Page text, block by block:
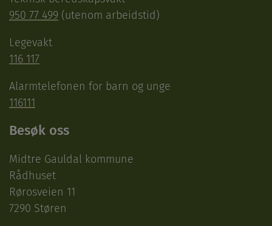
950 77 499 (utenom arbeidstid)
Legevakt
116 117
Alarmtelefonen for barn og unge
116111
Besøk oss
Midtre Gauldal kommune
Rådhuset
Rørosveien 11
7290 Støren